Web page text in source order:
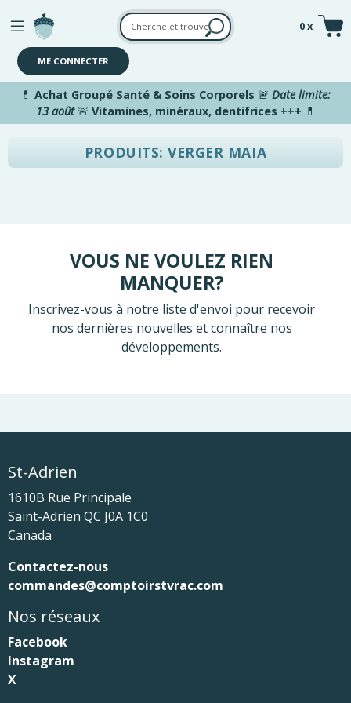
Aller au contenu principal
0 x
ME CONNECTER
💊 Achat Groupé Santé & Soins Corporels 🚨 Date limite:
13 août🚨 Vitamines, minéraux, dentifrices +++ 💊
PRODUITS: VERGER MAIA
VOUS NE VOULEZ RIEN
MANQUER?
Inscrivez-vous à notre liste d'envoi pour recevoir
nos dernières nouvelles et connaître nos
développements.
St-Adrien
1610B Rue Principale
Saint-Adrien QC J0A 1C0
Canada
Contactez-nous
commandes@comptoirstvrac.com
Nos réseaux
Facebook
Instagram
X